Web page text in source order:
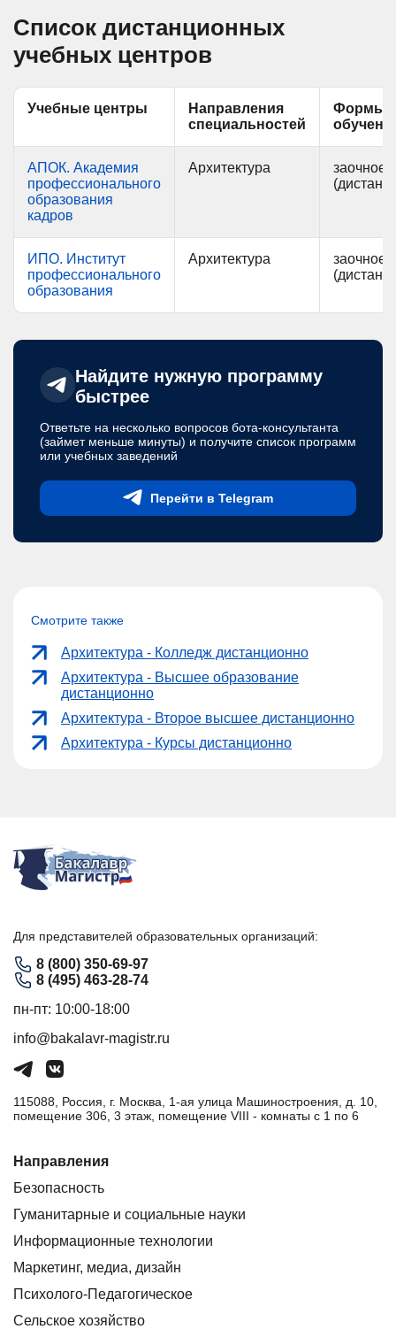
Список дистанционных
учебных центров
Учебные центры
Направления
специальностей
Формы
АПОК. Академия
профессионального
образования
кадров
Архитектура
заочное
ИПО. Институт
профессионального
образования
Архитектура
заочное
Найдите нужную программу
быстрее
Ответьте на несколько вопросов бота-консультанта
(займет меньше минуты) и получите список программ
или учебных заведений
Перейти в Telegram
Смотрите также
Архитектура - Колледж дистанционно
Архитектура - Высшее образование
дистанционно
Архитектура - Второе высшее дистанционно
Архитектура - Курсы дистанционно
Для представителей образовательных организаций:
8 (800) 350-69-97
8 (495) 463-28-74
пн-пт: 10:00-18:00
info@bakalavr-magistr.ru
115088, Россия, г. Москва, 1-ая улица Машиностроения, д. 10,
помещение 306, 3 этаж, помещение VIII - комнаты с 1 по 6
Направления
Безопасность
Гуманитарные и социальные науки
Информационные технологии
Маркетинг, медиа, дизайн
Психолого-Педагогическое
Сельское хозяйство